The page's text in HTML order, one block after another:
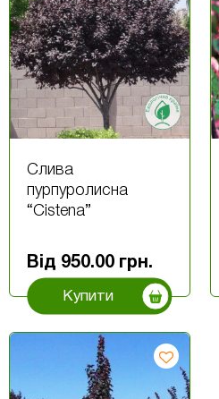
Слива
пурпуролисна
“Cistena”
Від 950.00 грн.
Купити